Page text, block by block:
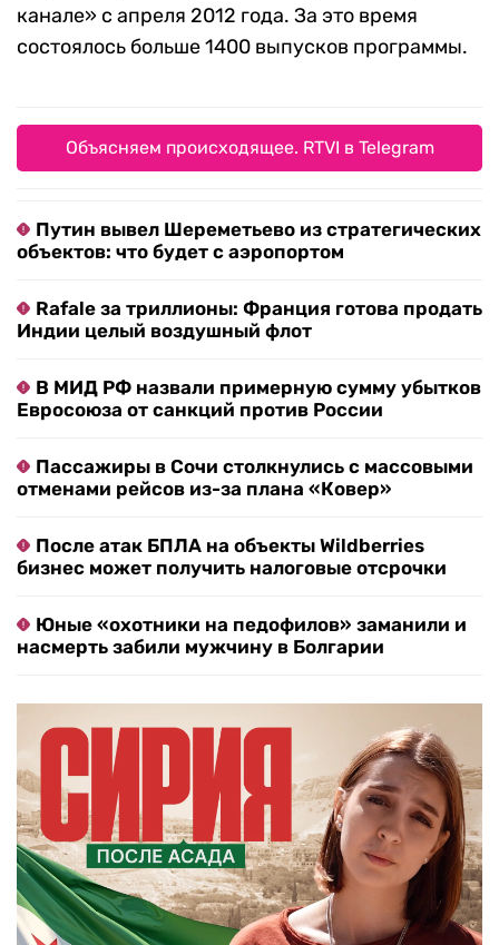
канале» с апреля 2012 года. За это время
состоялось больше 1400 выпусков программы.
Объясняем происходящее. RTVI в Telegram
Путин вывел Шереметьево из стратегических
объектов: что будет с аэропортом
Rafale за триллионы: Франция готова продать
Индии целый воздушный флот
В МИД РФ назвали примерную сумму убытков
Евросоюза от санкций против России
Пассажиры в Сочи столкнулись с массовыми
отменами рейсов из-за плана «Ковер»
После атак БПЛА на объекты Wildberries
бизнес может получить налоговые отсрочки
Юные «охотники на педофилов» заманили и
насмерть забили мужчину в Болгарии